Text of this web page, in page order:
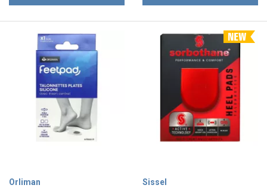
Orliman
Sissel